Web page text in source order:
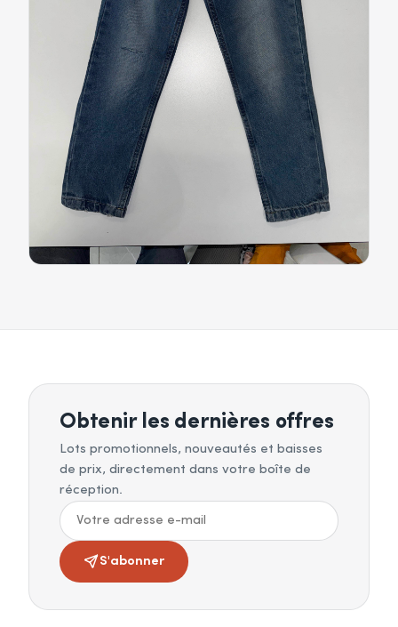
Obtenir les dernières offres
Lots promotionnels, nouveautés et baisses
de prix, directement dans votre boîte de
réception.
S'abonner